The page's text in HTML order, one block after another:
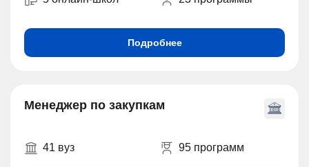
Подробнее
Менеджер по закупкам
41 вуз 95 программ